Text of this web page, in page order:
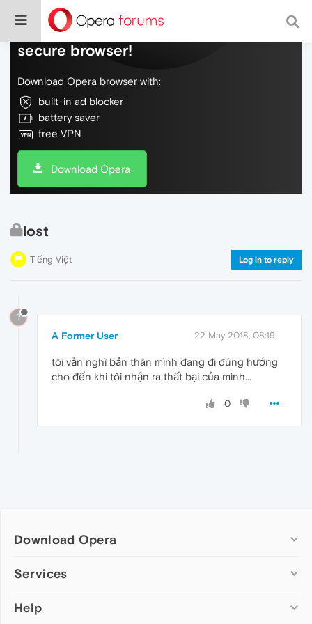
Do more on the web, with a fast and
secure browser!
Download Opera browser with:
built-in ad blocker
battery saver
free VPN
Download Opera
lost
Tiếng Việt Log in to reply
?
A Former User 22 May 2018, 08:19
tôi vẫn nghĩ bản thân mình đang đi đúng hướng
cho đến khi tôi nhận ra thất bại của mình...
0
Download Opera
Computer browsers
Opera for Mac
Services
Add-ons
Help